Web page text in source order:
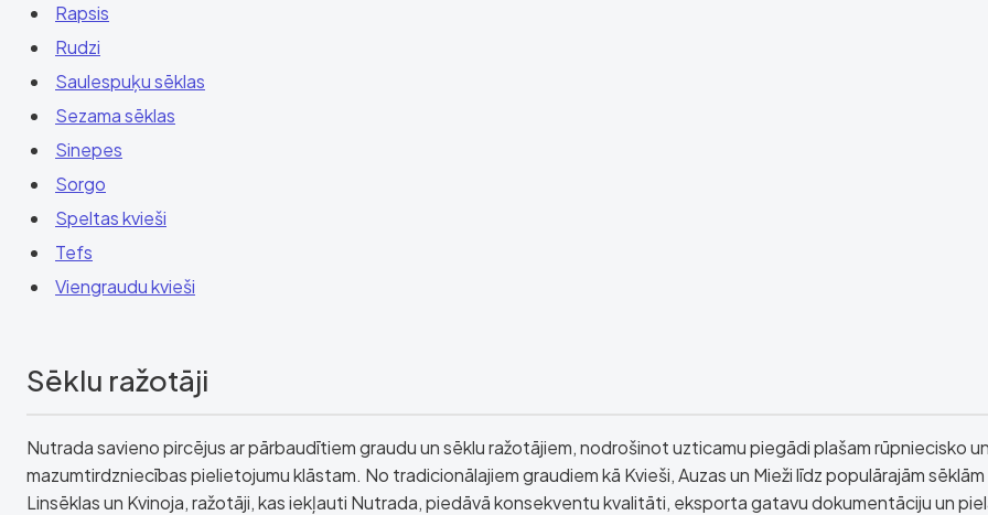
Rapsis
Rudzi
Saulespuķu sēklas
Sezama sēklas
Sinepes
Sorgo
Speltas kvieši
Tefs
Viengraudu kvieši
Sēklu ražotāji
Nutrada savieno pircējus ar pārbaudītiem graudu un sēklu ražotājiem, nodrošinot uzticamu piegādi plašam rūpniecisko
mazumtirdzniecības pielietojumu klāstam. No tradicionālajiem graudiem kā Kvieši, Auzas un Mieži līdz populārajām sēklām
Linsēklas un Kvinoja, ražotāji, kas iekļauti Nutrada, piedāvā konsekventu kvalitāti, eksporta gatavu dokumentāciju un